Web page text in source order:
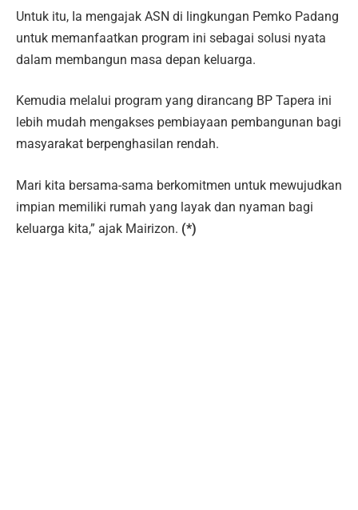
Untuk itu, Ia mengajak ASN di lingkungan Pemko Padang
untuk memanfaatkan program ini sebagai solusi nyata
dalam membangun masa depan keluarga.
Kemudia melalui program yang dirancang BP Tapera ini
lebih mudah mengakses pembiayaan pembangunan bagi
masyarakat berpenghasilan rendah.
Mari kita bersama-sama berkomitmen untuk mewujudkan
impian memiliki rumah yang layak dan nyaman bagi
keluarga kita,” ajak Mairizon. (*)